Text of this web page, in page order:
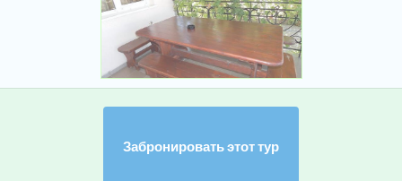
Забронировать этот тур